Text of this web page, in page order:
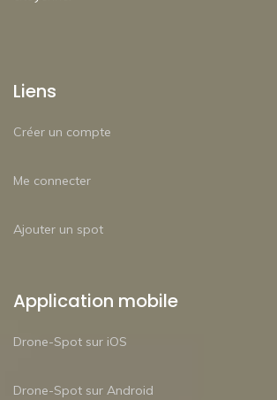
Liens
Créer un compte
Me connecter
Ajouter un spot
Application mobile
Drone-Spot sur iOS
Drone-Spot sur Android